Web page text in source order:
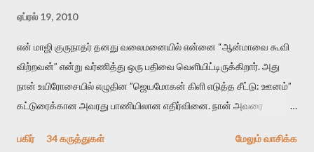
ஏப்ரல் 19, 2010
என் மாஜி குருநாதர் தனது வலைமனையில் என்னை “ஆன்மாவை கூவி
விற்றவன்” என்று வர்ணித்து ஒரு பதிவை வெளியிட்டிருக்கிறார். அது
நான் உயிரோசையில் எழுதின ”ஜெயமோகன் கிளி எடுத்த சீட்டு: ஊனம்”
கட்டுரைக்கான அவரது பாணியிலான எதிர்வினை. நான் அவரை
பதிவை படித்த நண்பர்கள் பலரும் அவருக்காக இரக்கப்பட்டார்கள்.
பகிர் 34 கருத்துகள் மேலும் வாசிக்க